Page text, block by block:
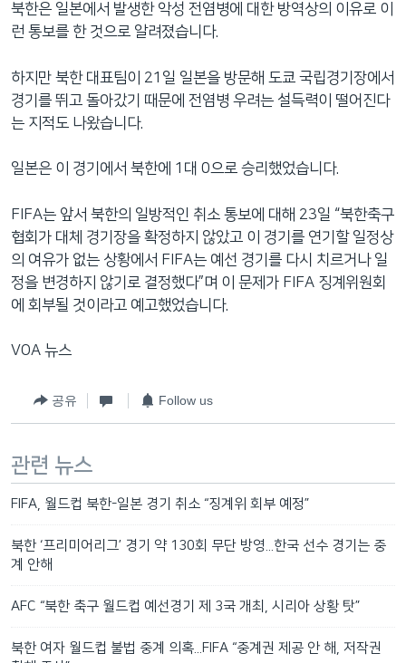
북한은 일본에서 발생한 악성 전염병에 대한 방역상의 이유로 이
런 통보를 한 것으로 알려졌습니다.
하지만 북한 대표팀이 21일 일본을 방문해 도쿄 국립경기장에서
경기를 뛰고 돌아갔기 때문에 전염병 우려는 설득력이 떨어진다
는 지적도 나왔습니다.
일본은 이 경기에서 북한에 1대 0으로 승리했었습니다.
FIFA는 앞서 북한의 일방적인 취소 통보에 대해 23일 “북한축구
협회가 대체 경기장을 확정하지 않았고 이 경기를 연기할 일정상
의 여유가 없는 상황에서 FIFA는 예선 경기를 다시 치르거나 일
정을 변경하지 않기로 결정했다”며 이 문제가 FIFA 징계위원회
에 회부될 것이라고 예고했었습니다.
VOA 뉴스
공유 Follow us
관련 뉴스
FIFA, 월드컵 북한-일본 경기 취소 “징계위 회부 예정”
북한 ‘프리미어리그’ 경기 약 130회 무단 방영...한국 선수 경기는 중
계 안해
AFC “북한 축구 월드컵 예선경기 제 3국 개최, 시리아 상황 탓”
북한 여자 월드컵 불법 중계 의혹...FIFA “중계권 제공 안 해, 저작권